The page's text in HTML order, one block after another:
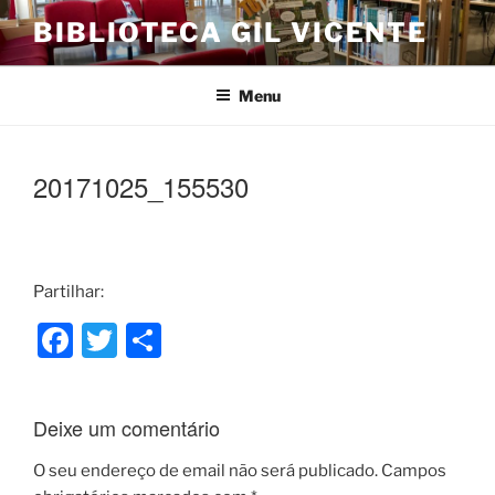
Saltar
para
o
BIBLIOTECA GIL VICENTE
Menu
20171025_155530
Partilhar:
F
e
b
T
er
ar
e
Deixe um comentário
O seu endereço de email não será publicado. Campos